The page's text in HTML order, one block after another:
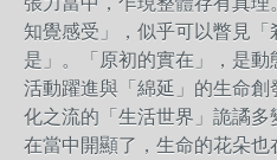
知覺感受」，似乎可以瞥見
是」。「原初的實在」，是
活動躍進與「綿延」的生命
化之流的「生活世界」詭譎
在當中開顯了，生命的花朵也